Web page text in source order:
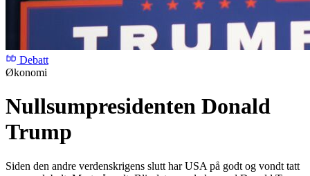
Debatt
Økonomi
Nullsumpresidenten Donald
Trump
Siden den andre verdenskrigens slutt har USA på godt og vondt tatt